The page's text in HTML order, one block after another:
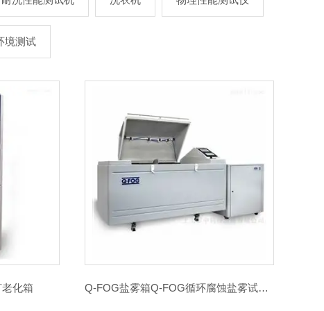
境测试
化箱 Q-FOG盐雾箱Q-FOG循环腐蚀盐雾试验箱